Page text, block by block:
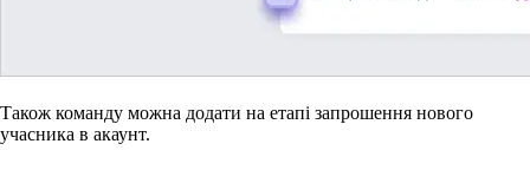
Також команду можна додати на етапі запрошення нового
учасника в акаунт.